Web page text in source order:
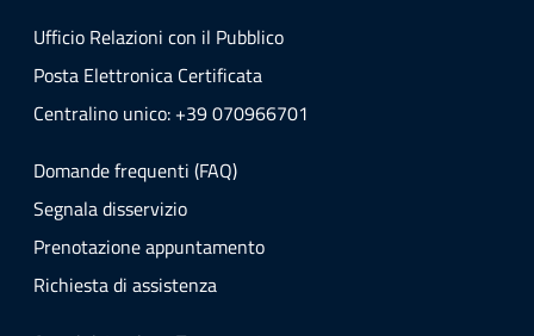
Ufficio Relazioni con il Pubblico
Posta Elettronica Certificata
Centralino unico: +39 070966701
Domande frequenti (FAQ)
Segnala disservizio
Prenotazione appuntamento
Richiesta di assistenza